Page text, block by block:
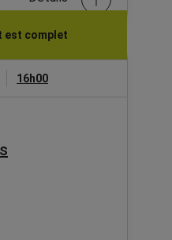
est complet
16h00